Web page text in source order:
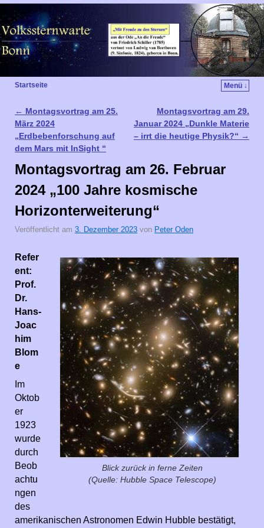
Startseite Menü ↓
Artikelnavigation
← Montagsvortrag am 25.
März 2024
„Erdbebenforschung auf
dem Mars mit InSight “
Montagsvortrag am 29.
Januar 2024 „Dunkle Materie
– irrt die heutige Physik?“ →
Montagsvortrag am 26. Februar
2024 „100 Jahre kosmische
Horizonterweiterung“
Veröffentlicht am 3. Dezember 2023 von Peter Oden
Blick zurück in ferne Zeiten
(Quelle: Hubble Space Telescope)
Refer
ent:
Prof.
Dr.
Hans-
Joac
him
Blom
e
Im
Oktob
er
1923
wurde
durch
Beob
achtu
ngen
des
amerikanischen Astronomen Edwin Hubble bestätigt,